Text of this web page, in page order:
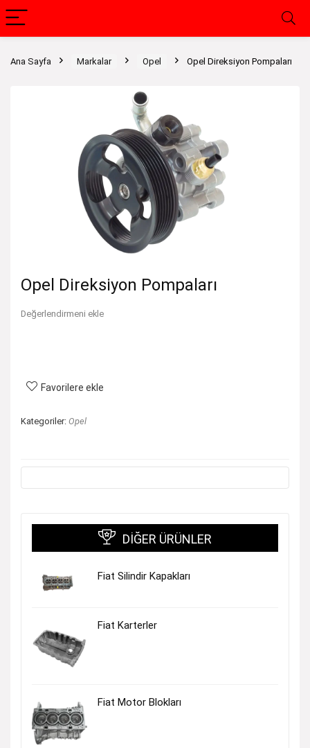
Ana Sayfa Markalar Opel Opel Direksiyon Pompaları
Opel Direksiyon Pompaları
Değerlendirmeni ekle
Favorilere ekle
Kategoriler: Opel
DIĞER ÜRÜNLER
Fiat Silindir Kapakları
Fiat Karterler
Fiat Motor Blokları